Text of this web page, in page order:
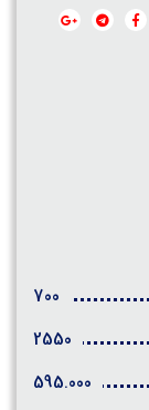
700
2550
595.000